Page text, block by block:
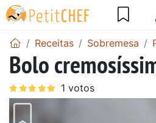
Receitas Sobremesa
Bolo